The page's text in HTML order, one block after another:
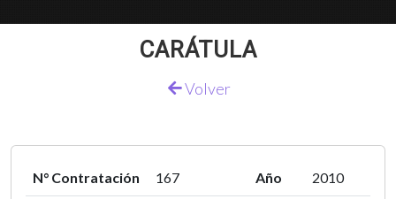
CARÁTULA
Volver
N° Contratación 167 Año 2010